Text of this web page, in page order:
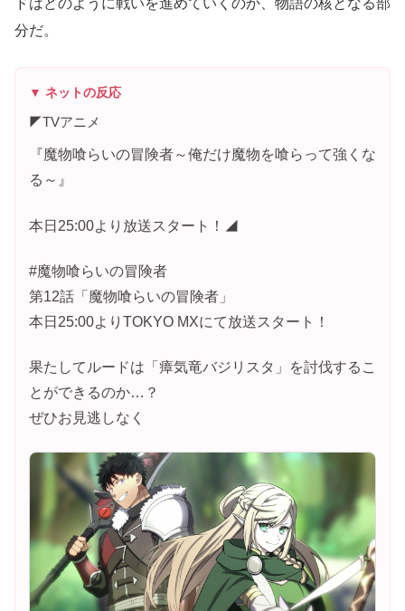
ドはどのように戦いを進めていくのか、物語の核となる部
分だ。
▼ ネットの反応
◤TVアニメ
『魔物喰らいの冒険者～俺だけ魔物を喰らって強くな
る～』
本日25:00より放送スタート！◢
#魔物喰らいの冒険者
第12話「魔物喰らいの冒険者」
本日25:00よりTOKYO MXにて放送スタート！
果たしてルードは「瘴気竜バジリスタ」を討伐するこ
とができるのか…？
ぜひお見逃しなく